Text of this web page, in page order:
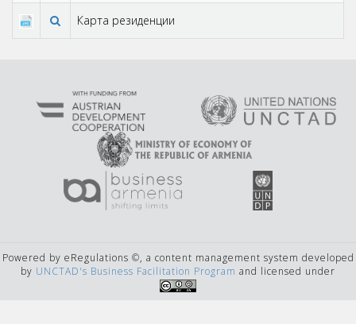
Карта резиденции
Powered by eRegulations ©, a content management system developed
by UNCTAD's Business Facilitation Program and licensed under